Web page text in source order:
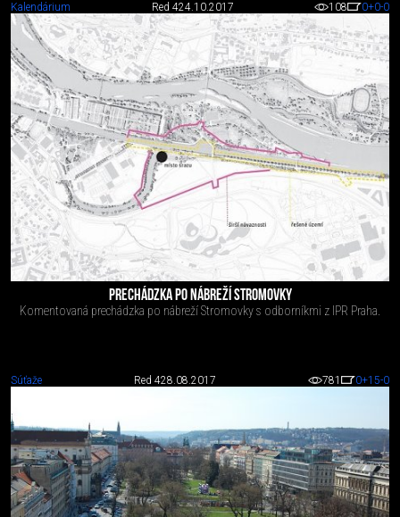
Kalendárium Red 424.10.2017 108 0+0-0
PRECHÁDZKA PO NÁBREŽÍ STROMOVKY
Komentovaná prechádzka po nábreží Stromovky s odborníkmi z IPR Praha.
Súťaže Red 428.08.2017 781 0+15-0